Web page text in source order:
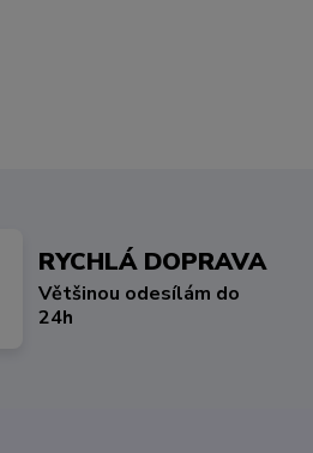
RYCHLÁ DOPRAVA
Většinou odesílám do
24h